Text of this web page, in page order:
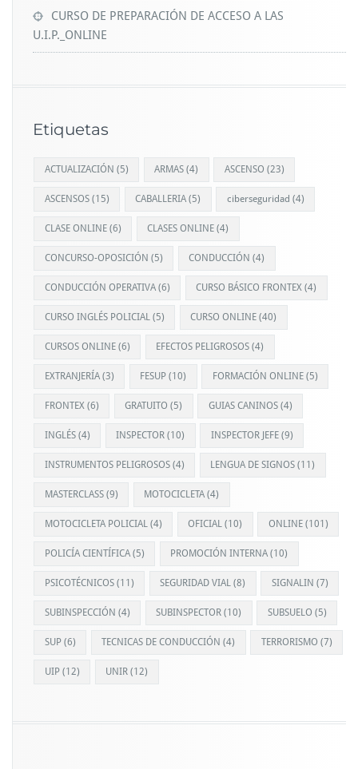
CURSO DE PREPARACIÓN DE ACCESO A LAS
U.I.P._ONLINE
Etiquetas
ACTUALIZACIÓN (5) ARMAS (4) ASCENSO (23)
ASCENSOS(15) CABALLERIA (5) ciberseguridad (4)
CLASE ONLINE(6) CLASES ONLINE (4)
CONCURSO-OPOSICIÓN (5) CONDUCCIÓN (4)
CONDUCCIÓN OPERATIVA(6) CURSO BÁSICO FRONTEX (4)
CURSO INGLÉS POLICIAL(5) CURSO ONLINE (40)
CURSOS ONLINE(6) EFECTOS PELIGROSOS (4)
EXTRANJERÍA(3) FESUP (10) FORMACIÓN ONLINE(5)
FRONTEX(6) GRATUITO (5) GUIAS CANINOS(4)
INGLÉS(4) INSPECTOR (10) INSPECTOR JEFE(9)
INSTRUMENTOS PELIGROSOS(4) LENGUA DE SIGNOS (11)
MASTERCLASS(9) MOTOCICLETA (4)
MOTOCICLETA POLICIAL(4) OFICIAL (10) ONLINE(101)
POLICÍA CIENTÍFICA(5) PROMOCIÓN INTERNA (10)
PSICOTÉCNICOS(11) SEGURIDAD VIAL (8) SIGNALIN (7)
SUBINSPECCIÓN (4) SUBINSPECTOR (10) SUBSUELO (5)
SUP(6) TECNICAS DE CONDUCCIÓN (4) TERRORISMO (7)
UIP(12) UNIR (12)